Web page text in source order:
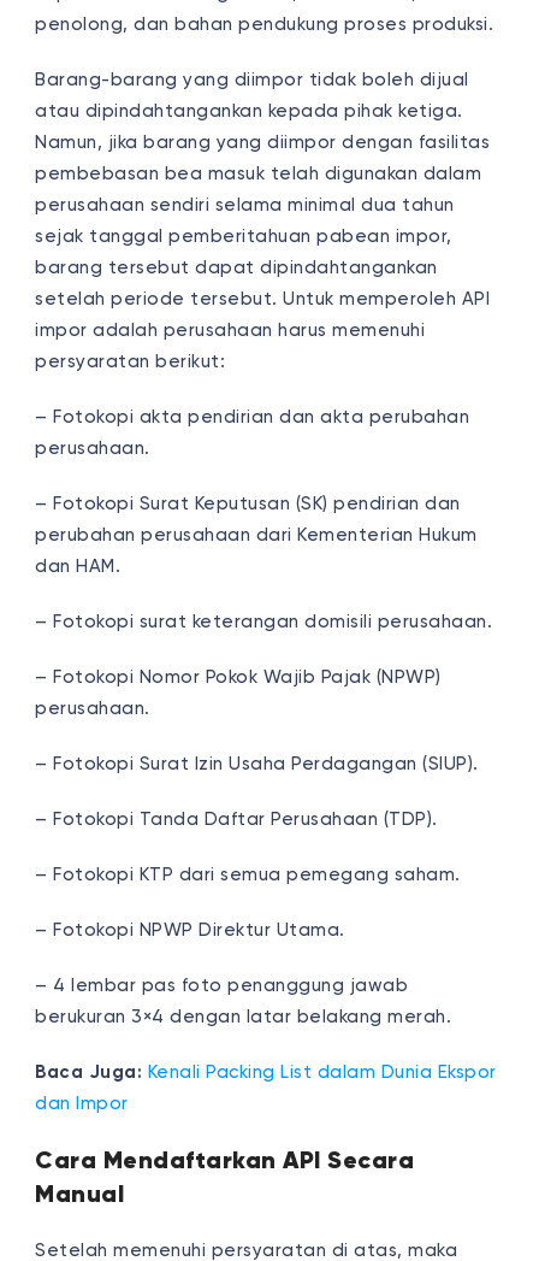
penolong, dan bahan pendukung proses produksi.
Barang-barang yang diimpor tidak boleh dijual
atau dipindahtangankan kepada pihak ketiga.
Namun, jika barang yang diimpor dengan fasilitas
pembebasan bea masuk telah digunakan dalam
perusahaan sendiri selama minimal dua tahun
sejak tanggal pemberitahuan pabean impor,
barang tersebut dapat dipindahtangankan
setelah periode tersebut. Untuk memperoleh API
impor adalah perusahaan harus memenuhi
persyaratan berikut:
– Fotokopi akta pendirian dan akta perubahan
perusahaan.
– Fotokopi Surat Keputusan (SK) pendirian dan
perubahan perusahaan dari Kementerian Hukum
dan HAM.
– Fotokopi surat keterangan domisili perusahaan.
– Fotokopi Nomor Pokok Wajib Pajak (NPWP)
perusahaan.
– Fotokopi Surat Izin Usaha Perdagangan (SIUP).
– Fotokopi Tanda Daftar Perusahaan (TDP).
– Fotokopi KTP dari semua pemegang saham.
– Fotokopi NPWP Direktur Utama.
– 4 lembar pas foto penanggung jawab
berukuran 3×4 dengan latar belakang merah.
Baca Juga: Kenali Packing List dalam Dunia Ekspor
dan Impor
Cara Mendaftarkan API Secara
Manual
Setelah memenuhi persyaratan di atas, maka